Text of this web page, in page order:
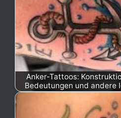
Anker-Tattoos:
Bedeutungen und andere